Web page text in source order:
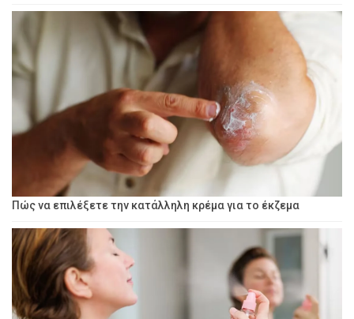
Πώς να επιλέξετε την κατάλληλη κρέμα για το έκζεμα